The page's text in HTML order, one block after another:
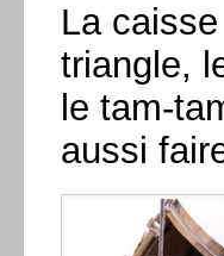
La
triangle,
le tam-
aussi